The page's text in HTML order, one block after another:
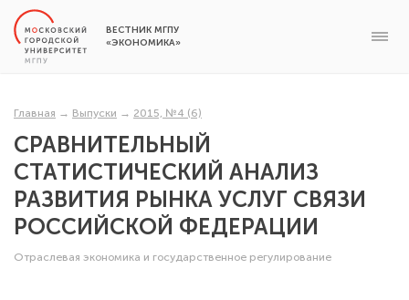
ВЕСТНИК МГПУ
«ЭКОНОМИКА»
Главная → Выпуски → 2015, №4 (6)
СРАВНИТЕЛЬНЫЙ
СТАТИСТИЧЕСКИЙ АНАЛИЗ
РАЗВИТИЯ РЫНКА УСЛУГ СВЯЗИ
РОССИЙСКОЙ ФЕДЕРАЦИИ
Отраслевая экономика и государственное регулирование